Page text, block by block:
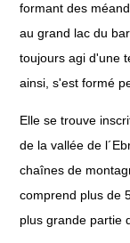
formant des
au grand lac du
toujours agi d'une
ainsi, s'est formé
Elle se trouve
de la vallée de
chaînes de
comprend plus de
plus grande partie